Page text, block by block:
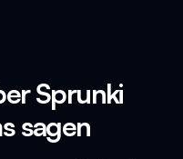
Sprunki
sagen